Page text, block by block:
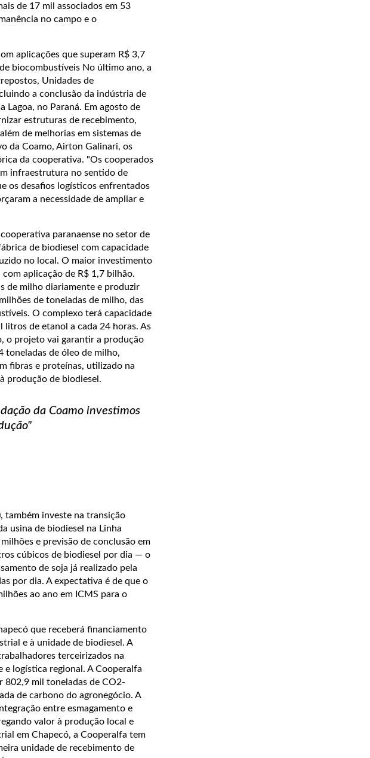
de 17 mil associados em 53
no campo e o
aplicações que superam R$ 3,7
biocombustíveis No último ano, a
Unidades de
a conclusão da indústria de
no Paraná. Em agosto de
estruturas de recebimento,
de melhorias em sistemas de
da Coamo, Airton Galinari, os
da cooperativa. "Os cooperados
infraestrutura no sentido de
os desafios logísticos enfrentados
a necessidade de ampliar e
paranaense no setor de
de biodiesel com capacidade
no local. O maior investimento
aplicação de R$ 1,7 bilhão.
de milho diariamente e produzir
de toneladas de milho, das
O complexo terá capacidade
de etanol a cada 24 horas. As
o projeto vai garantir a produção
toneladas de óleo de milho,
fibras e proteínas, utilizado na
produção de biodiesel.
da Coamo investimos
, também investe na transição
usina de biodiesel na Linha
e previsão de conclusão em
cúbicos de biodiesel por dia — o
de soja já realizado pela
por dia. A expectativa é de que o
ao ano em ICMS para o
que receberá financiamento
e à unidade de biodiesel. A
terceirizados na
e logística regional. A Cooperalfa
mil toneladas de CO2-
de carbono do agronegócio. A
entre esmagamento e
valor à produção local e
em Chapecó, a Cooperalfa tem
unidade de recebimento de